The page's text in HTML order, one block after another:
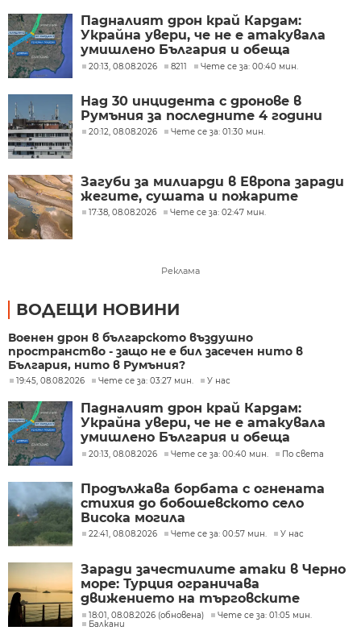
Падналият дрон край Кардам:
Украйна увери, че не е атакувала
умишлено България и обеща
разследване
20:13, 08.08.2026 8211 Чете се за: 00:40 мин.
Над 30 инцидента с дронове в
Румъния за последните 4 години
20:12, 08.08.2026 Чете се за: 01:30 мин.
Загуби за милиарди в Европа заради
жегите, сушата и пожарите
17:38, 08.08.2026 Чете се за: 02:47 мин.
Реклама
ВОДЕЩИ НОВИНИ
Военен дрон в българското въздушно
пространство - защо не е бил засечен нито в
България, нито в Румъния?
19:45, 08.08.2026 Чете се за: 03:27 мин. У нас
Падналият дрон край Кардам:
Украйна увери, че не е атакувала
умишлено България и обеща
разследване
20:13, 08.08.2026 Чете се за: 00:40 мин. По света
Продължава борбата с огнената
стихия до бобошевското село
Висока могила
22:41, 08.08.2026 Чете се за: 00:57 мин. У нас
Заради зачестилите атаки в Черно
море: Турция ограничава
движението на търговските
кораби
18:01, 08.08.2026 (обновена)
Чете се за: 01:05 мин.
Балкани